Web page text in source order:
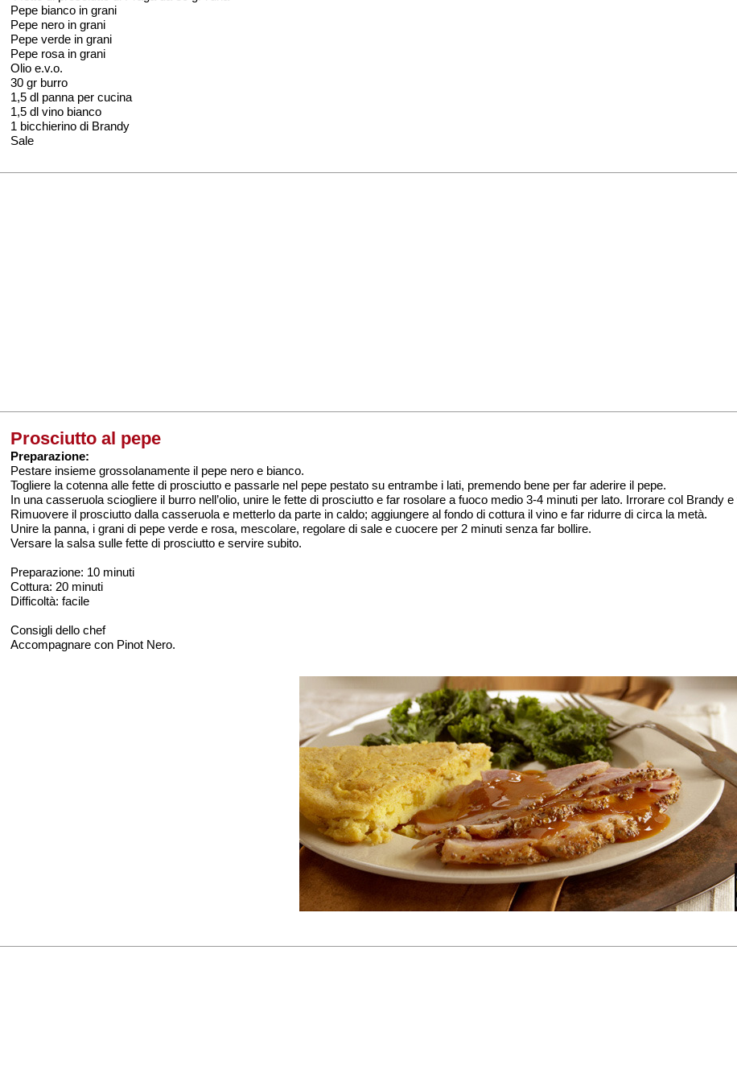
Pepe bianco in grani
Pepe nero in grani
Pepe verde in grani
Pepe rosa in grani
Olio e.v.o.
30 gr burro
1,5 dl panna per cucina
1,5 dl vino bianco
1 bicchierino di Brandy
Sale
Prosciutto al pepe
Preparazione:
Pestare insieme grossolanamente il pepe nero e bianco.
Togliere la cotenna alle fette di prosciutto e passarle nel pepe pestato su entrambe i lati, premendo bene per far aderire il pepe.
In una casseruola sciogliere il burro nell’olio, unire le fette di prosciutto e far rosolare a fuoco medio 3-4 minuti per lato. Irrorare col Brandy
Rimuovere il prosciutto dalla casseruola e metterlo da parte in caldo; aggiungere al fondo di cottura il vino e far ridurre di circa la metà.
Unire la panna, i grani di pepe verde e rosa, mescolare, regolare di sale e cuocere per 2 minuti senza far bollire.
Versare la salsa sulle fette di prosciutto e servire subito.
Preparazione: 10 minuti
Cottura: 20 minuti
Difficoltà: facile
Consigli dello chef
Accompagnare con Pinot Nero.